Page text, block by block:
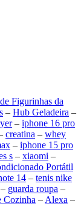
Figurinhas da
– Hub Geladeira –
– iphone 16 pro
creatina – whey
– iphone 15 pro
s – xiaomi –
Portátil
14 – tenis nike
– guarda roupa –
Cozinha – Alexa –